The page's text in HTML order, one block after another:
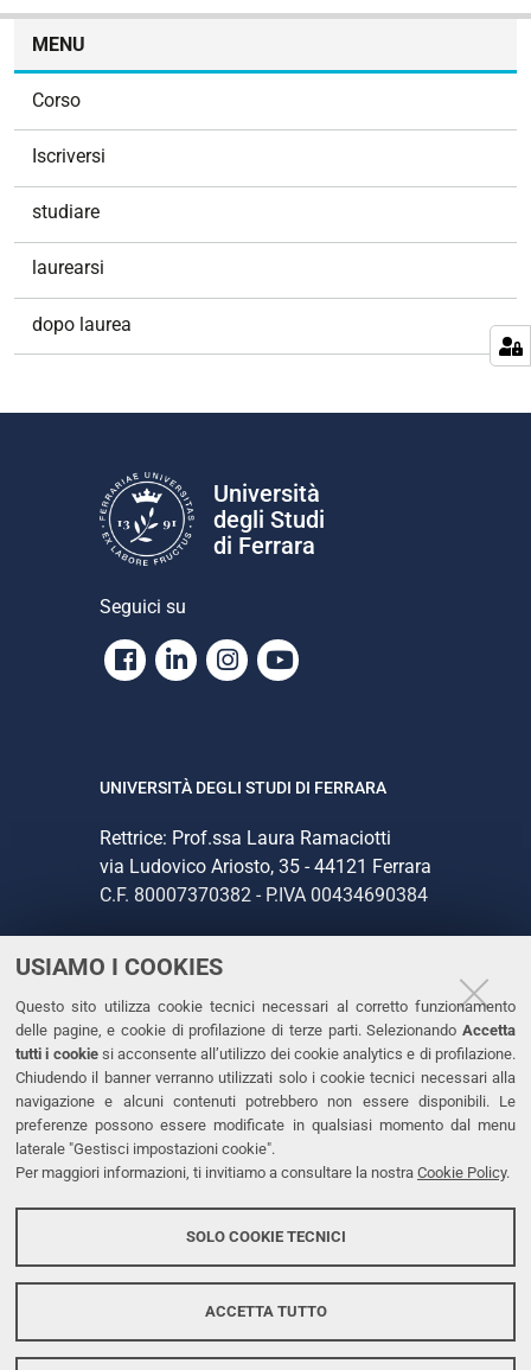
USIAMO I COOKIES
Questo sito utilizza cookie tecnici necessari al corretto funzionamento
delle pagine, e cookie di profilazione di terze parti. Selezionando Accetta
tutti i cookiesi acconsente all’utilizzo dei cookie analytics e di profilazione.
Chiudendo il banner verranno utilizzati solo i cookie tecnici necessari alla
navigazione e alcuni contenuti potrebbero non essere disponibili. Le
preferenze possono essere modificate in qualsiasi momento dal menu
laterale "Gestisci impostazioni cookie".
Per maggiori informazioni, ti invitiamo a consultare la nostra Cookie Policy.
SOLO COOKIE TECNICI
ACCETTA TUTTO
MENU
Corso
Iscriversi
studiare
laurearsi
dopo laurea
Università
degli Studi
di Ferrara
Seguici su
Facebook
LinkedinInstagram
Youtube
UNIVERSITÀ DEGLI STUDI DI FERRARA
Rettrice: Prof.ssa Laura Ramaciotti
via Ludovico Ariosto, 35 - 44121 Ferrara
C.F. 80007370382 - P.IVA 00434690384
CONTATTI
Tel. +39 0532 293111
Fax. +39 0532 293031
PEC
LINKS
Dichiarazione di accessibilità
Protezione dati personali